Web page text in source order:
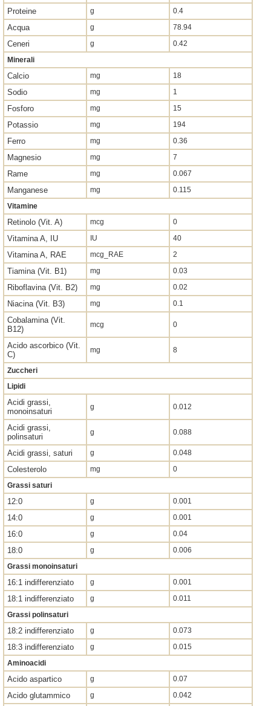
Proteine g 0.4
Acqua g 78.94
Ceneri g
0.42
Minerali
Calcio mg 18
Sodio mg 1
Fosforo mg 15
Potassio mg 194
Ferro mg 0.36
Magnesio mg 7
Rame mg 0.067
Manganese mg
0.115
Vitamine
Retinolo (Vit. A) mcg 0
Vitamina A, IU IU 40
Vitamina A, RAE mcg_RAE 2
Tiamina (Vit. B1) mg 0.03
Riboflavina (Vit. B2) mg 0.02
Niacina (Vit. B3) mg 0.1
Cobalamina (Vit.
B12)
mcg 0
Acido ascorbico (Vit.
C)
mg 8
Zuccheri
Lipidi
Acidi grassi,
monoinsaturi
g 0.012
Acidi grassi,
polinsaturi
g 0.088
Acidi grassi, saturi g 0.048
Colesterolo mg
0
Grassi saturi
12:0 g 0.001
14:0 g 0.001
16:0 g 0.04
18:0 g
0.006
Grassi monoinsaturi
16:1 indifferenziato g 0.001
18:1 indifferenziato g
0.011
Grassi polinsaturi
18:2 indifferenziato g 0.073
18:3 indifferenziato g
0.015
Aminoacidi
Acido aspartico g 0.07
Acido glutammico g 0.042